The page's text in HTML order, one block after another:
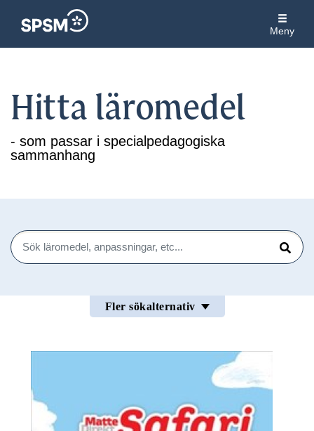
Meny
Hitta läromedel
- som passar i specialpedagogiska
sammanhang
Sök
Sök
Fler sökalternativ